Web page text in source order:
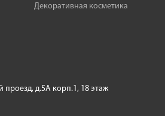
Декоративная косметика
проезд, д.5А корп.1, 18 этаж